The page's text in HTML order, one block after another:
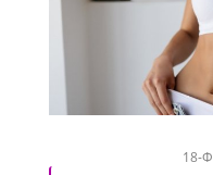
18-